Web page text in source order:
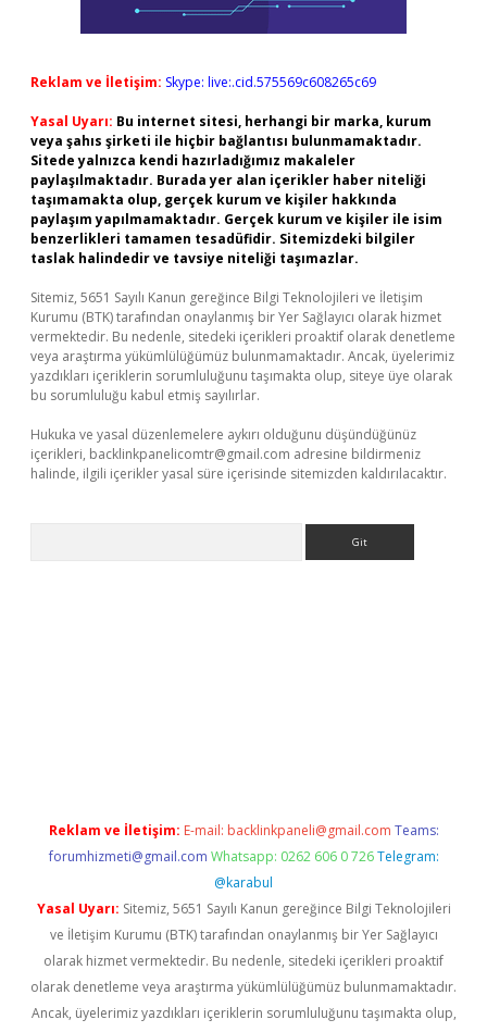
Reklam ve İletişim: Skype: live:.cid.575569c608265c69
Yasal Uyarı: Bu internet sitesi, herhangi bir marka, kurum
veya şahıs şirketi ile hiçbir bağlantısı bulunmamaktadır.
Sitede yalnızca kendi hazırladığımız makaleler
paylaşılmaktadır. Burada yer alan içerikler haber niteliği
taşımamakta olup, gerçek kurum ve kişiler hakkında
paylaşım yapılmamaktadır. Gerçek kurum ve kişiler ile isim
benzerlikleri tamamen tesadüfidir. Sitemizdeki bilgiler
taslak halindedir ve tavsiye niteliği taşımazlar.
Sitemiz, 5651 Sayılı Kanun gereğince Bilgi Teknolojileri ve İletişim
Kurumu (BTK) tarafından onaylanmış bir Yer Sağlayıcı olarak hizmet
vermektedir. Bu nedenle, sitedeki içerikleri proaktif olarak denetleme
veya araştırma yükümlülüğümüz bulunmamaktadır. Ancak, üyelerimiz
yazdıkları içeriklerin sorumluluğunu taşımakta olup, siteye üye olarak
bu sorumluluğu kabul etmiş sayılırlar.
Hukuka ve yasal düzenlemelere aykırı olduğunu düşündüğünüz
içerikleri, backlinkpanelicomtr@gmail.com adresine bildirmeniz
halinde, ilgili içerikler yasal süre içerisinde sitemizden kaldırılacaktır.
Reklam ve İletişim: E-mail: backlinkpaneli@gmail.com Teams:
forumhizmeti@gmail.com Whatsapp: 0262 606 0 726 Telegram:
@karabul
Yasal Uyarı: Sitemiz, 5651 Sayılı Kanun gereğince Bilgi Teknolojileri
ve İletişim Kurumu (BTK) tarafından onaylanmış bir Yer Sağlayıcı
olarak hizmet vermektedir. Bu nedenle, sitedeki içerikleri proaktif
olarak denetleme veya araştırma yükümlülüğümüz bulunmamaktadır.
Ancak, üyelerimiz yazdıkları içeriklerin sorumluluğunu taşımakta olup,